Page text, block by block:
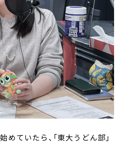
めていたら、「東大うどん部」